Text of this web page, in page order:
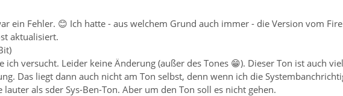
ein Fehler. 😊 Ich hatte - aus welchem Grund auch immer - die Version vom
aktualisiert.
ich versucht. Leider keine Änderung (außer des Tones 😁). Dieser Ton ist auch
Das liegt dann auch nicht am Ton selbst, denn wenn ich die
lauter als sder Sys-Ben-Ton. Aber um den Ton soll es nicht gehen.